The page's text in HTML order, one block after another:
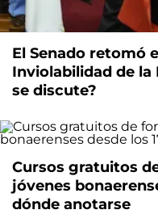
El Senado retomó
Inviolabilidad de la
se discute?
Cursos gratuitos
jóvenes
dónde anotarse